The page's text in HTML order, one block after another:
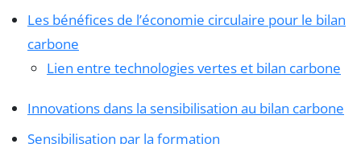
Les bénéfices de l’économie circulaire pour le bilan
carbone
Lien entre technologies vertes et bilan carbone
Innovations dans la sensibilisation au bilan carbone
Sensibilisation par la formation